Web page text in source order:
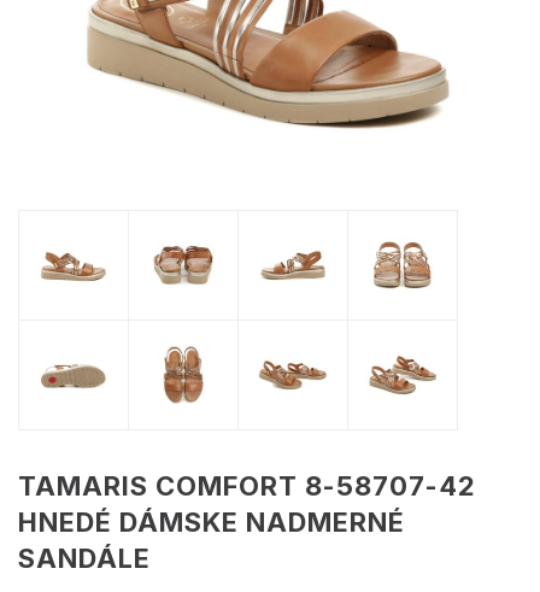
TAMARIS COMFORT 8-58707-42
HNEDÉ DÁMSKE NADMERNÉ
SANDÁLE